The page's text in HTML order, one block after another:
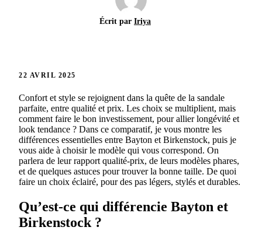
Écrit par Iriya
22 AVRIL 2025
Confort et style se rejoignent dans la quête de la sandale
parfaite, entre qualité et prix. Les choix se multiplient, mais
comment faire le bon investissement, pour allier longévité et
look tendance ? Dans ce comparatif, je vous montre les
différences essentielles entre Bayton et Birkenstock, puis je
vous aide à choisir le modèle qui vous correspond. On
parlera de leur rapport qualité-prix, de leurs modèles phares,
et de quelques astuces pour trouver la bonne taille. De quoi
faire un choix éclairé, pour des pas légers, stylés et durables.
Qu’est-ce qui différencie Bayton et
Birkenstock ?